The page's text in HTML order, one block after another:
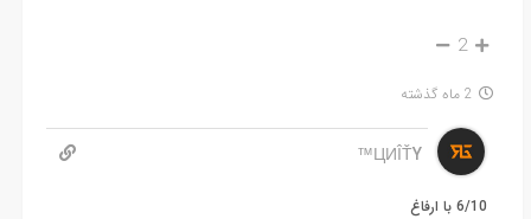
2
2 ماه گذشته
ЦИÎŤY™
6/10 با ارفاغ